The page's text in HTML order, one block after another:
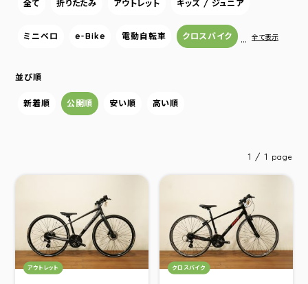
全て 折りたたみ アウトレット キッズ / ジュニア
ミニベロ e-Bike 電動自転車 クロスバイク … 全て表示
並び順
新着順 公開順 安い順 高い順
1 / 1 page
カテゴリ：
アウトレット カテゴリ：
クロスバイク